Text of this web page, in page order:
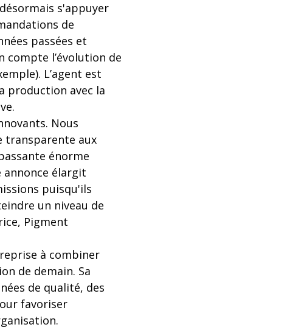
s'appuyer
de
passées et
compte l’évolution de
L’agent est
production avec la
Nous
transparente aux
énorme
annonce élargit
puisqu'ils
un niveau de
Pigment
à combiner
de demain. Sa
de qualité, des
favoriser